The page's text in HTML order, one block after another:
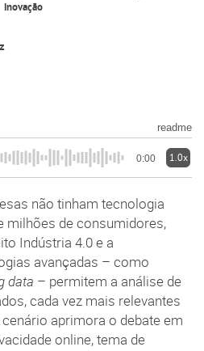
inovação
readme
0:00 1.0x
não tinham tecnologia
milhões de consumidores,
Indústria 4.0 e a
avançadas – como
data – permitem a análise de
cada vez mais relevantes
aprimora o debate em
online, tema de